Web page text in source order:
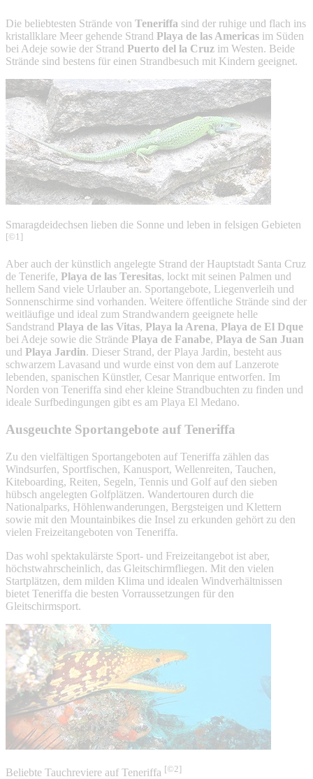
Die beliebtesten Strände von Teneriffa sind der ruhige und flach ins
kristallklare Meer gehende Strand Playa de las Americas im Süden
bei Adeje sowie der Strand Puerto del la Cruz im Westen. Beide
Strände sind bestens für einen Strandbesuch mit Kindern geeignet.
Smaragdeidechsen lieben die Sonne und leben in felsigen Gebieten
[©1]
Aber auch der künstlich angelegte Strand der Hauptstadt Santa Cruz
de Tenerife, Playa de las Teresitas, lockt mit seinen Palmen und
hellem Sand viele Urlauber an. Sportangebote, Liegenverleih und
Sonnenschirme sind vorhanden. Weitere öffentliche Strände sind der
weitläufige und ideal zum Strandwandern geeignete helle
Sandstrand Playa de las Vitas, Playa la Arena, Playa de El Dque
bei Adeje sowie die Strände Playa de Fanabe, Playa de San Juan
und Playa Jardin. Dieser Strand, der Playa Jardin, besteht aus
schwarzem Lavasand und wurde einst von dem auf Lanzerote
lebenden, spanischen Künstler, Cesar Manrique entworfen. Im
Norden von Teneriffa sind eher kleine Strandbuchten zu finden und
ideale Surfbedingungen gibt es am Playa El Medano.
Ausgeuchte Sportangebote auf Teneriffa
Zu den vielfältigen Sportangeboten auf Teneriffa zählen das
Windsurfen, Sportfischen, Kanusport, Wellenreiten, Tauchen,
Kiteboarding, Reiten, Segeln, Tennis und Golf auf den sieben
hübsch angelegten Golfplätzen. Wandertouren durch die
Nationalparks, Höhlenwanderungen, Bergsteigen und Klettern
sowie mit den Mountainbikes die Insel zu erkunden gehört zu den
vielen Freizeitangeboten von Teneriffa.
Das wohl spektakulärste Sport- und Freizeitangebot ist aber,
höchstwahrscheinlich, das Gleitschirmfliegen. Mit den vielen
Startplätzen, dem milden Klima und idealen Windverhältnissen
bietet Teneriffa die besten Vorraussetzungen für den
Gleitschirmsport.
Beliebte Tauchreviere auf Teneriffa [©2]